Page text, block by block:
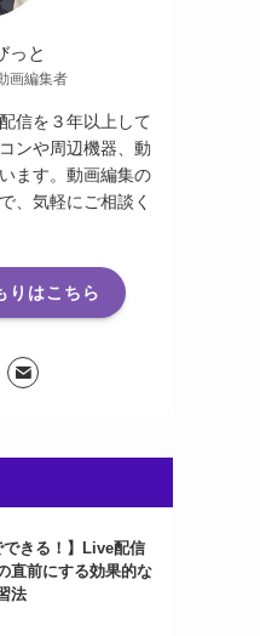
っと
画編集者
信を３年以上して
ンや周辺機器、動
ます。動画編集の
、気軽にご相談く
りはこちら
できる！】Live配信
直前にする効果的な
法